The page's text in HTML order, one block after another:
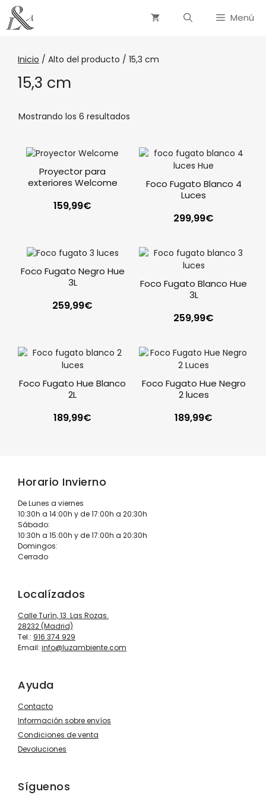
Menú
Inicio / Alto del producto / 15,3 cm
15,3 cm
Mostrando los 6 resultados
Proyector para
exteriores Welcome
159,99€
Foco Fugato Blanco 4
Luces
299,99€
Foco Fugato Negro Hue
3L
259,99€
Foco Fugato Blanco Hue
3L
259,99€
Foco Fugato Hue Blanco
2L
189,99€
Foco Fugato Hue Negro
2 luces
189,99€
Horario Invierno
De Lunes a viernes
10:30h a 14:00h y de 17:00h a 20:30h
Sábado:
10:30h a 15:00h y de 17:00h a 20:30h
Domingos:
Cerrado
Localízados
Calle Turín, 13. Las Rozas.
28232 (Madrid)
Tel.: 916 374 929
Email: info@luzambiente.com
Ayuda
Contacto
Información sobre envíos
Condiciones de venta
Devoluciones
Síguenos